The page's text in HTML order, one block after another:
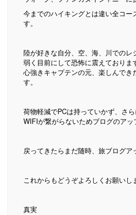
今までのハイキングとは違い全コー
す。
陸が好きな自分、空、海、川でのレ
弱く目前にして恐怖に震えておりま
心強きキャプテンの元、楽しんでき
す。
荷物軽減でPCは持っていかず、さ
WIFIが繋がらないためブログのアッ
戻ってきたらまだ随時、旅ブログア
これからもどうぞよろしくお願いし
真実